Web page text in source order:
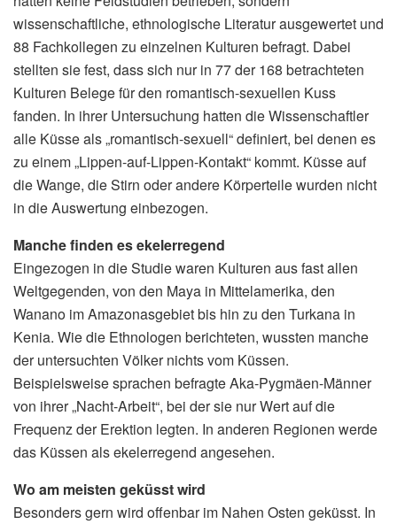
wissenschaftliche, ethnologische Literatur ausgewertet und
88 Fachkollegen zu einzelnen Kulturen befragt. Dabei
stellten sie fest, dass sich nur in 77 der 168 betrachteten
Kulturen Belege für den romantisch-sexuellen Kuss
fanden. In ihrer Untersuchung hatten die Wissenschaftler
alle Küsse als „romantisch-sexuell“ definiert, bei denen es
zu einem „Lippen-auf-Lippen-Kontakt“ kommt. Küsse auf
die Wange, die Stirn oder andere Körperteile wurden nicht
in die Auswertung einbezogen.
Manche finden es ekelerregend
Eingezogen in die Studie waren Kulturen aus fast allen
Weltgegenden, von den Maya in Mittelamerika, den
Wanano im Amazonasgebiet bis hin zu den Turkana in
Kenia. Wie die Ethnologen berichteten, wussten manche
der untersuchten Völker nichts vom Küssen.
Beispielsweise sprachen befragte Aka-Pygmäen-Männer
von ihrer „Nacht-Arbeit“, bei der sie nur Wert auf die
Frequenz der Erektion legten. In anderen Regionen werde
das Küssen als ekelerregend angesehen.
Wo am meisten geküsst wird
Besonders gern wird offenbar im Nahen Osten geküsst. In